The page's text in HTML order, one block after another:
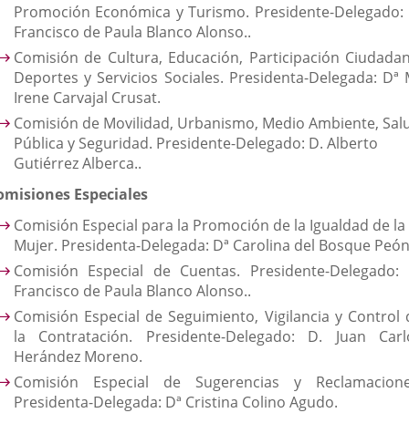
Promoción Económica y Turismo. Presidente-Delegado:
Francisco de Paula Blanco Alonso..
Comisión de Cultura, Educación, Participación
Deportes y Servicios Sociales. Presidenta-Delegada: Dª
Irene Carvajal Crusat.
Comisión de Movilidad, Urbanismo, Medio Ambiente,
Pública y Seguridad. Presidente-Delegado: D. Alberto
Gutiérrez Alberca..
Especiales
Comisión Especial para la Promoción de la Igualdad de la
Mujer. Presidenta-Delegada: Dª Carolina del Bosque
Comisión Especial de Cuentas. Presidente-Delegado:
Francisco de Paula Blanco Alonso..
Comisión Especial de Seguimiento, Vigilancia y Control
la Contratación. Presidente-Delegado: D. Juan
Herández Moreno.
Comisión Especial de Sugerencias y
Presidenta-Delegada: Dª Cristina Colino Agudo.